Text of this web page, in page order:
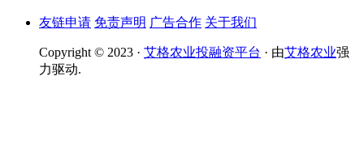
友链申请 免责声明 广告合作 关于我们
Copyright © 2023 · 艾格农业投融资平台 · 由艾格农业强
力驱动.